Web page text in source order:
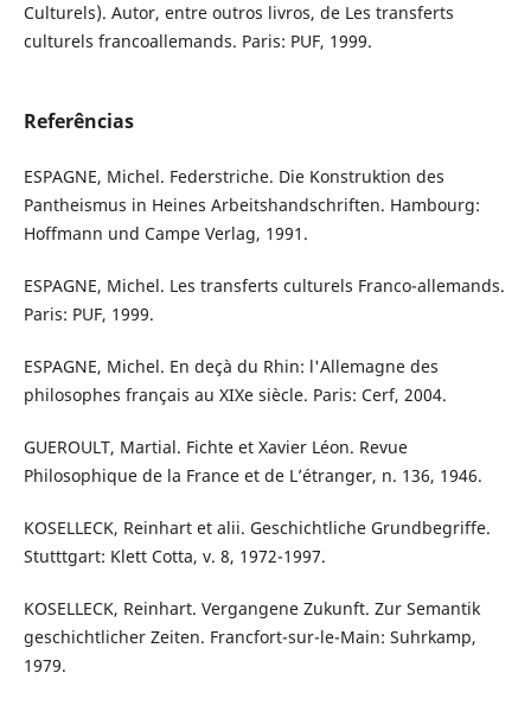
Culturels). Autor, entre outros livros, de Les transferts
culturels francoallemands. Paris: PUF, 1999.
Referências
ESPAGNE, Michel. Federstriche. Die Konstruktion des
Pantheismus in Heines Arbeitshandschriften. Hambourg:
Hoffmann und Campe Verlag, 1991.
ESPAGNE, Michel. Les transferts culturels Franco-allemands.
Paris: PUF, 1999.
ESPAGNE, Michel. En deçà du Rhin: l'Allemagne des
philosophes français au XIXe siècle. Paris: Cerf, 2004.
GUEROULT, Martial. Fichte et Xavier Léon. Revue
Philosophique de la France et de L’étranger, n. 136, 1946.
KOSELLECK, Reinhart et alii. Geschichtliche Grundbegriffe.
Stutttgart: Klett Cotta, v. 8, 1972-1997.
KOSELLECK, Reinhart. Vergangene Zukunft. Zur Semantik
geschichtlicher Zeiten. Francfort-sur-le-Main: Suhrkamp,
1979.